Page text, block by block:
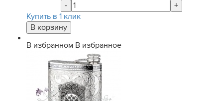
-
+
Купить в 1 клик
В избранном В избранное